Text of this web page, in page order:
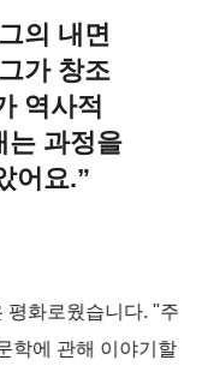
의 내면
가 창조
역사적
는 과정을
어요.
평화로웠습니다. "주
학에 관해 이야기할